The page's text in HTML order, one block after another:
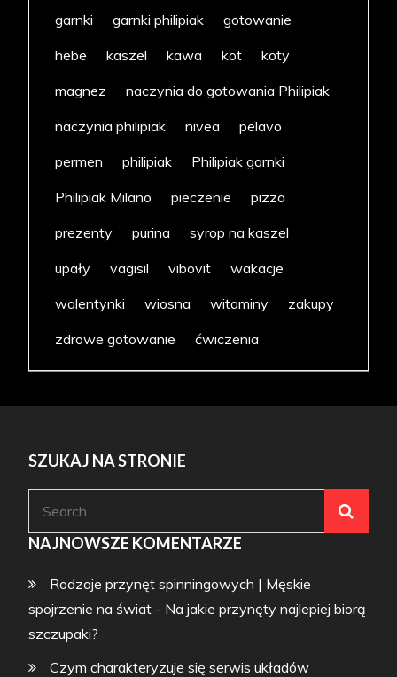
garnki garnki philipiak
gotowanie
hebe
kaszel kawa kot
koty
magnez
naczynia do gotowania Philipiak
naczynia philipiak
nivea
pelavo
permen
philipiak
Philipiak garnki
Philipiak Milano
pieczenie
pizza
prezenty
purina
syrop na kaszel
upały
vagisil vibovit
wakacje
walentynki
wiosna witaminy
zakupy
zdrowe gotowanie
ćwiczenia
SZUKAJ NA STRONIE
NAJNOWSZE KOMENTARZE
Rodzaje przynęt spinningowych | Męskie
spojrzenie na świat - Na jakie przynęty najlepiej biorą
szczupaki?
Czym charakteryzuje się serwis układów